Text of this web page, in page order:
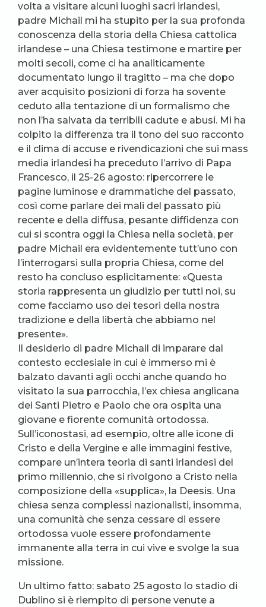
volta a visitare alcuni luoghi sacri irlandesi,
padre Michail mi ha stupito per la sua profonda
conoscenza della storia della Chiesa cattolica
irlandese – una Chiesa testimone e martire per
molti secoli, come ci ha analiticamente
documentato lungo il tragitto – ma che dopo
aver acquisito posizioni di forza ha sovente
ceduto alla tentazione di un formalismo che
non l’ha salvata da terribili cadute e abusi. Mi ha
colpito la differenza tra il tono del suo racconto
e il clima di accuse e rivendicazioni che sui mass
media irlandesi ha preceduto l’arrivo di Papa
Francesco, il 25-26 agosto: ripercorrere le
pagine luminose e drammatiche del passato,
così come parlare dei mali del passato più
recente e della diffusa, pesante diffidenza con
cui si scontra oggi la Chiesa nella società, per
padre Michail era evidentemente tutt’uno con
l’interrogarsi sulla propria Chiesa, come del
resto ha concluso esplicitamente: «Questa
storia rappresenta un giudizio per tutti noi, su
come facciamo uso dei tesori della nostra
tradizione e della libertà che abbiamo nel
presente».
Il desiderio di padre Michail di imparare dal
contesto ecclesiale in cui è immerso mi è
balzato davanti agli occhi anche quando ho
visitato la sua parrocchia, l’ex chiesa anglicana
dei Santi Pietro e Paolo che ora ospita una
giovane e fiorente comunità ortodossa.
Sull’iconostasi, ad esempio, oltre alle icone di
Cristo e della Vergine e alle immagini festive,
compare un’intera teoria di santi irlandesi del
primo millennio, che si rivolgono a Cristo nella
composizione della «supplica», la Deesis. Una
chiesa senza complessi nazionalisti, insomma,
una comunità che senza cessare di essere
ortodossa vuole essere profondamente
immanente alla terra in cui vive e svolge la sua
missione.
Un ultimo fatto: sabato 25 agosto lo stadio di
Dublino si è riempito di persone venute a